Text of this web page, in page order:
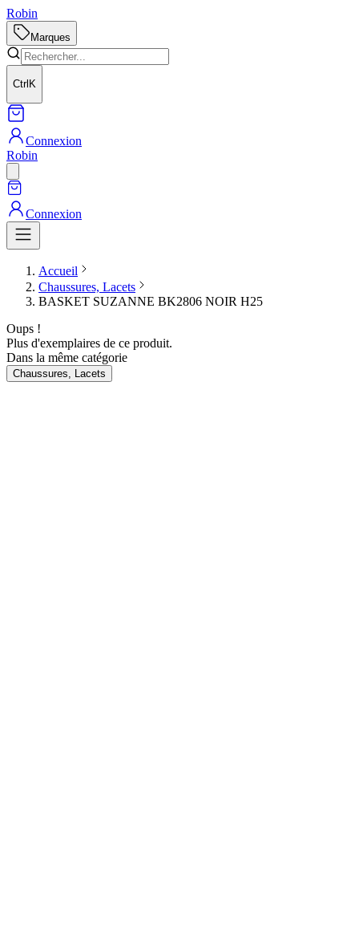
Robin
Marques
Ctrl K
Connexion
Robin
Connexion
Accueil
Chaussures, Lacets
BASKET SUZANNE BK2806 NOIR H25
Oups !
Plus d'exemplaires de ce produit.
Dans la même catégorie
Chaussures, Lacets